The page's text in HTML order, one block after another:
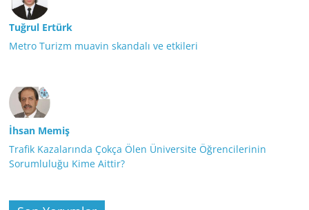
Tuğrul Ertürk
Metro Turizm muavin skandalı ve etkileri
İhsan Memiş
Trafik Kazalarında Çokça Ölen Üniversite Öğrencilerinin
Sorumluluğu Kime Aittir?